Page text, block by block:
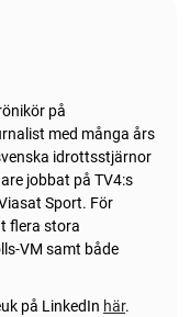
på
med många års
idrottsstjärnor
jobbat på TV4:s
Sport. För
flera stora
VM samt både
på LinkedIn här.